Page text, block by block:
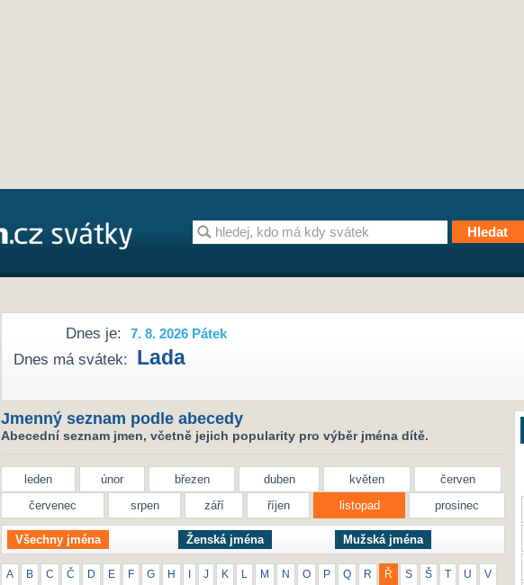
Dnes je: 7. 8. 2026 Pátek
Dnes má svátek: Lada
Jmenný seznam podle abecedy
Abecední seznam jmen, včetně jejich popularity pro výběr jména dítě.
leden únor březen duben květen
červen
červenec
srpen září říjen listopad prosinec
Všechny jména Ženská jména Mužská jména
A B C Č D E F G H J K M N O P Q R Ř S Š U V